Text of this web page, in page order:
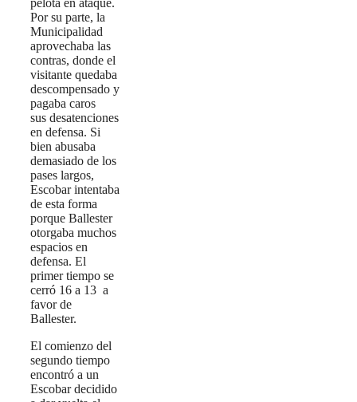
Por su parte, la
Municipalidad
aprovechaba las
contras, donde el
visitante quedaba
descompensado y
pagaba caros
sus desatenciones
en defensa. Si
bien abusaba
demasiado de los
pases largos,
Escobar intentaba
de esta forma
porque Ballester
otorgaba muchos
espacios en
defensa. El
primer tiempo se
cerró 16 a 13 a
favor de
Ballester.
El comienzo del
segundo tiempo
encontró a un
Escobar decidido